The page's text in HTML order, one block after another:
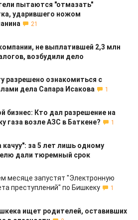
пытаются "отмазать"
ударившего ножом
21
не выплатившей 2,3 млн
возбудили дело
разрешено ознакомиться с
дела Сапара Исакова
1
бизнес: Кто дал разрешение на
газа возле АЗС в Баткене?
1
качуу": за 5 лет лишь одному
дали тюремный срок
месяце запустят "Электронную
преступлений" по Бишкеку
1
ищет родителей, оставивших